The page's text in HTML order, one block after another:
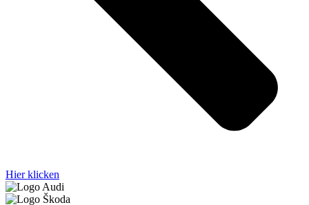
Hier klicken